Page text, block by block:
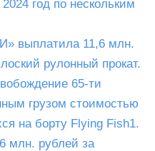
год по нескольким
выплатила 11,6 млн.
рулонный прокат.
65-ти
грузом стоимостью
на борту Flying Fish1.
млн. рублей за